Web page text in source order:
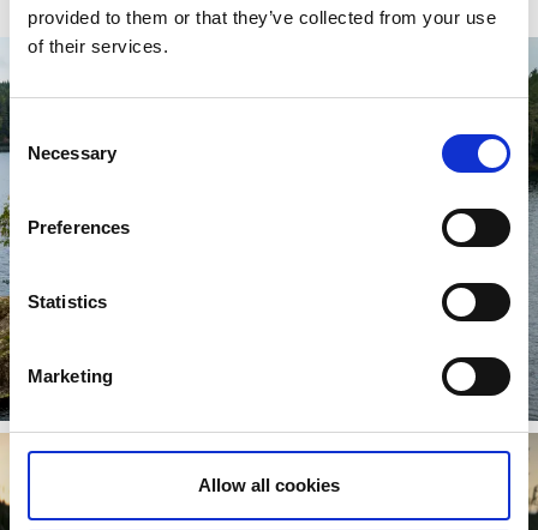
provided to them or that they’ve collected from your use
of their services.
Selection
Necessary
Preferences
Statistics
Marketing
Allow all cookies
Verken de unieke archipel van Bohuslän, de wilde en